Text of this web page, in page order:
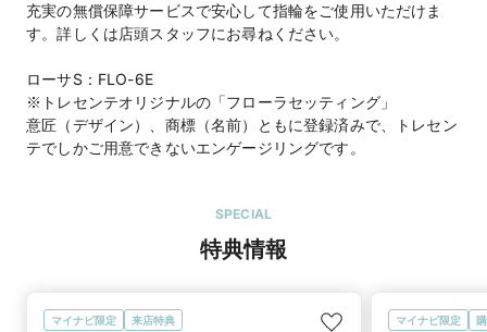
充実の無償保障サービスで安心して指輪をご使用いただけま
す。詳しくは店頭スタッフにお尋ねください。
ローサS：FLO-6E
※トレセンテオリジナルの「フローラセッティング」
意匠（デザイン）、商標（名前）ともに登録済みで、トレセン
テでしかご用意できないエンゲージリングです。
SPECIAL
特典情報
マイナビ限定 来店特典 マイナビ限定